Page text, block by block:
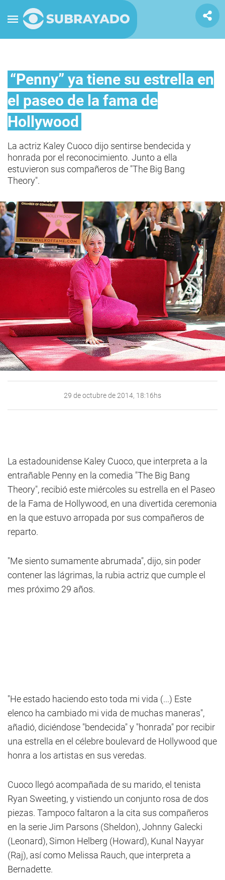
“Penny” ya tiene su estrella en
el paseo de la fama de
Hollywood
La actriz Kaley Cuoco dijo sentirse bendecida y
honrada por el reconocimiento. Junto a ella
estuvieron sus compañeros de "The Big Bang
Theory".
29 de octubre de 2014, 18:16hs
La estadounidense Kaley Cuoco, que interpreta a la
entrañable Penny en la comedia "The Big Bang
Theory", recibió este miércoles su estrella en el Paseo
de la Fama de Hollywood, en una divertida ceremonia
en la que estuvo arropada por sus compañeros de
reparto.
"Me siento sumamente abrumada", dijo, sin poder
contener las lágrimas, la rubia actriz que cumple el
mes próximo 29 años.
"He estado haciendo esto toda mi vida (...) Este
elenco ha cambiado mi vida de muchas maneras",
añadió, diciéndose "bendecida" y "honrada" por recibir
una estrella en el célebre boulevard de Hollywood que
honra a los artistas en sus veredas.
Cuoco llegó acompañada de su marido, el tenista
Ryan Sweeting, y vistiendo un conjunto rosa de dos
piezas. Tampoco faltaron a la cita sus compañeros
en la serie Jim Parsons (Sheldon), Johnny Galecki
(Leonard), Simon Helberg (Howard), Kunal Nayyar
(Raj), así como Melissa Rauch, que interpreta a
Bernadette.